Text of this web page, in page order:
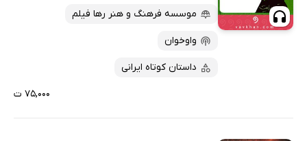
موسسه فرهنگ و هنر رها فیلم
واوخوان
داستان کوتاه ایرانی
۷۵,۰۰۰ ت